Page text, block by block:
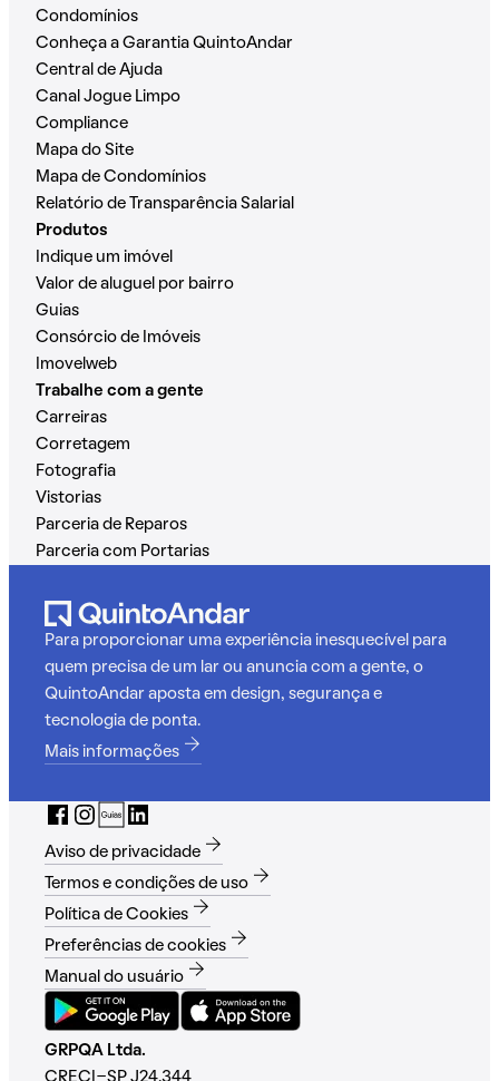
Condomínios
Conheça a Garantia QuintoAndar
Central de Ajuda
Canal Jogue Limpo
Compliance
Mapa do Site
Mapa de Condomínios
Relatório de Transparência Salarial
Produtos
Indique um imóvel
Valor de aluguel por bairro
Guias
Consórcio de Imóveis
Imovelweb
Trabalhe com a gente
Carreiras
Corretagem
Fotografia
Vistorias
Parceria de Reparos
Parceria com Portarias
Para proporcionar uma experiência inesquecível para
quem precisa de um lar ou anuncia com a gente, o
QuintoAndar aposta em design, segurança e
tecnologia de ponta.
Mais informações
Aviso de privacidade
Termos e condições de uso
Política de Cookies
Preferências de cookies
Manual do usuário
GRPQA Ltda.